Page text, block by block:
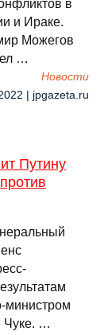
в
и Ираке.
Можегов
…
Новости
| jpgazeta.ru
Путину
министром
Чуке. …